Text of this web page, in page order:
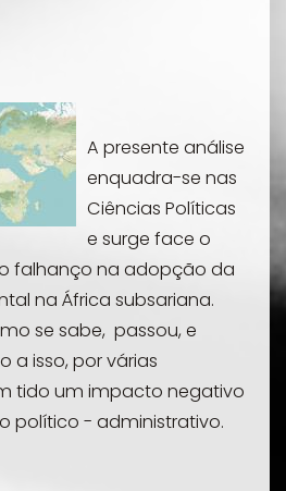
A presente análise
enquadra-se nas
Ciências Políticas
e surge face o
falhanço na adopção da
na África subsariana.
se sabe, passou, e
a isso, por várias
tido um impacto negativo
político - administrativo.